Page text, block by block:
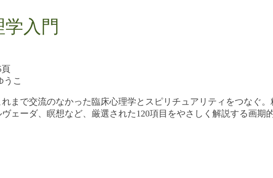
入門
うこ
まで交流のなかった臨床心理学とスピリチュアリティをつなぐ
ェーダ、瞑想など、厳選された120項目をやさしく解説する画期